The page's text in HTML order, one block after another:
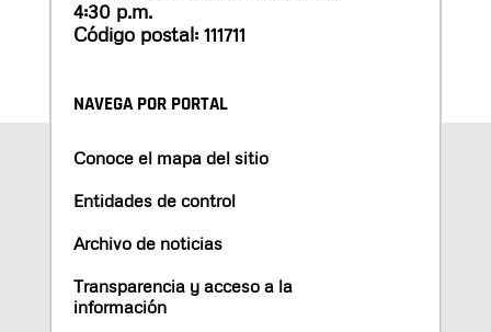
4:30 p.m.
Código postal: 111711
NAVEGA POR PORTAL
Conoce el mapa del sitio
Entidades de control
Archivo de noticias
Transparencia y acceso a la
información